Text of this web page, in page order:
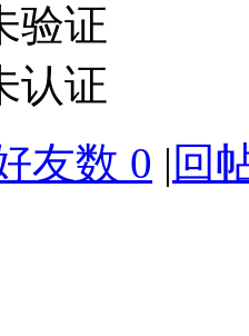
验证
认证
友数 0 | 回